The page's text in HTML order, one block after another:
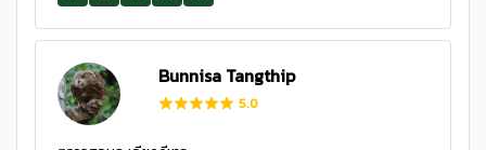
Bunnisa Tangthip
5.0